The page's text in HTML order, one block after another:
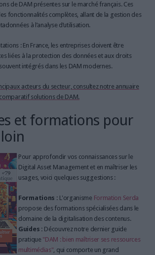
de DAM présentes sur le marché français. Ces
fonctionnalités complètes, allant de la gestion des
à l’analyse d’utilisation.
: En France, les entreprises doivent être
liées à la protection des données et aux droits
intégrés dans les DAM modernes.
acteurs du secteur, consultez notre annuaire
solutions de DAM.
et formations pour
Pour approfondir vos connaissances sur le
Digital Asset Management et en maîtriser les
usages, voici quelques suggestions :
Formations : L'organisme Formation Serda
propose des formations spécialisées dans le
domaine de la digitalisation des contenus.
Guides : Découvrez notre dernier guide
pratique "DAM : bien maîtriser ses ressources
multimédias", qui comporte un grand